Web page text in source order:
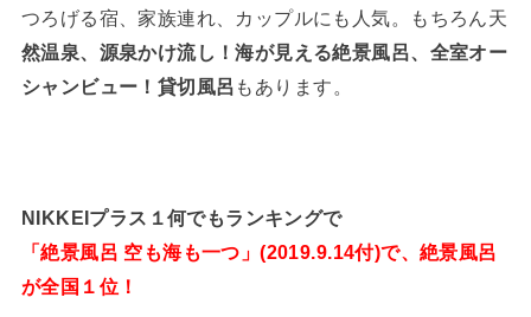
つろげる宿、家族連れ、カップルにも人気。もちろん天
然温泉、源泉かけ流し！海が見える絶景風呂、全室オー
シャンビュー！貸切風呂 もあります。
NIKKEIプラス１何でもランキングで
「絶景風呂 空も海も一つ」(2019.9.14付)で、絶景風呂
が全国１位！